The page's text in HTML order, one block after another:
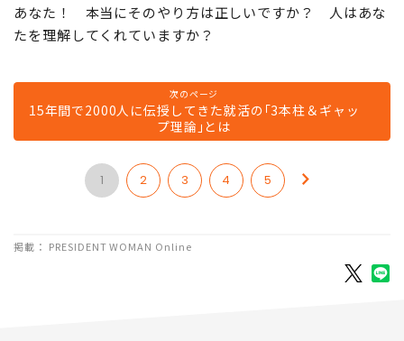
あなた！ 本当にそのやり方は正しいですか？ 人はあな
たを理解してくれていますか？
次のページ
15年間で2000人に伝授してきた就活の｢3本柱＆ギャッ
プ理論｣とは
1 2 3 4 5
掲載： PRESIDENT WOMAN Online